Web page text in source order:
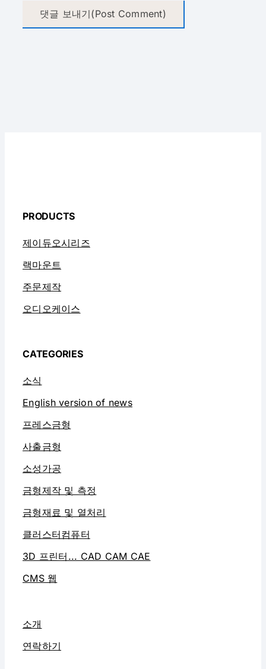
PRODUCTS
제이듀오시리즈
랙마운트
주문제작
오디오케이스
CATEGORIES
소식
English version of news
프레스금형
사출금형
소성가공
금형제작 및 측정
금형재료 및 열처리
클러스터컴퓨터
3D 프린터... CAD CAM CAE
CMS 웹
소개
연락하기